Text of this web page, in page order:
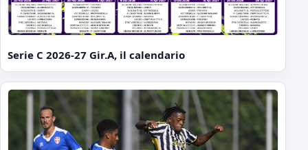
Serie C 2026-27 Gir.A, il calendario